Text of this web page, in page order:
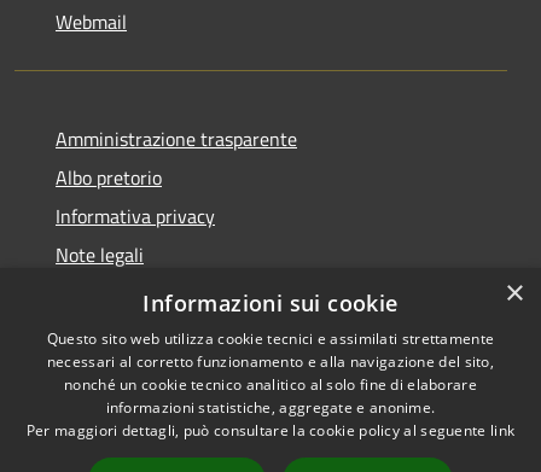
Webmail
Amministrazione trasparente
Albo pretorio
Informativa privacy
Note legali
Dichiarazione di accessibilità
Accessibilità
Copyright © 2026 • Comune di
Bollate • Powered by
×
Informazioni sui cookie
Questo sito web utilizza cookie tecnici e assimilati strettamente
necessari al corretto funzionamento e alla navigazione del sito,
nonché un cookie tecnico analitico al solo fine di elaborare
informazioni statistiche, aggregate e anonime.
Per maggiori dettagli, può consultare la cookie policy al seguente link